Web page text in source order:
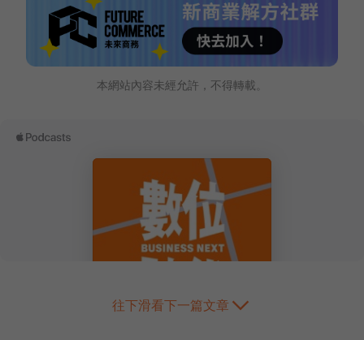
本網站內容未經允許，不得轉載。
往下滑看下一篇文章